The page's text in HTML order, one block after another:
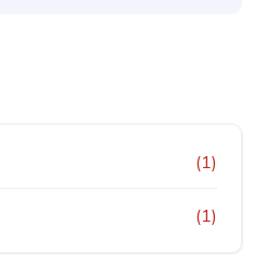
(1)
(1)